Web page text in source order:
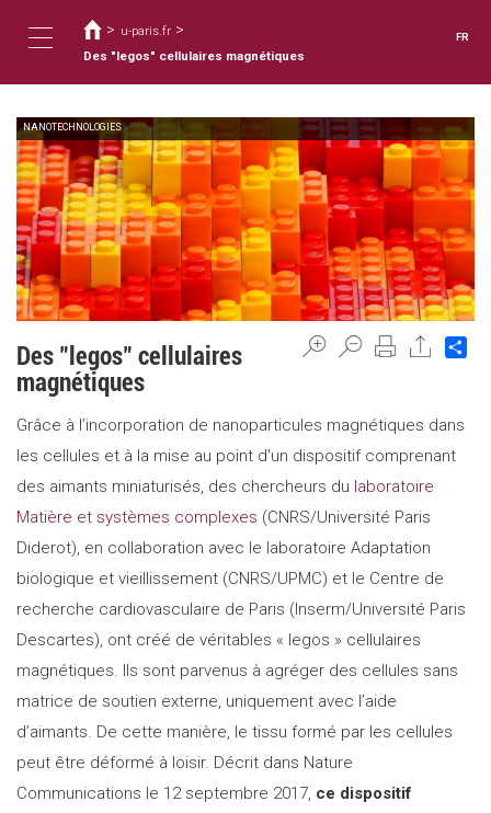
contenu
Toggle
navigation
êtes
ici
> u-paris.fr >
Des "legos" cellulaires magnétiques
FR
NANOTECHNOLOGIES
Des "legos" cellulaires
magnétiques
Grâce à l’incorporation de nanoparticules magnétiques dans
les cellules et à la mise au point d'un dispositif comprenant
des aimants miniaturisés, des chercheurs du laboratoire
Matière et systèmes complexes (CNRS/Université Paris
Diderot), en collaboration avec le laboratoire Adaptation
biologique et vieillissement (CNRS/UPMC) et le Centre de
recherche cardiovasculaire de Paris (Inserm/Université Paris
Descartes), ont créé de véritables « legos » cellulaires
magnétiques. Ils sont parvenus à agréger des cellules sans
matrice de soutien externe, uniquement avec l’aide
d’aimants. De cette manière, le tissu formé par les cellules
peut être déformé à loisir. Décrit dans Nature
Communications le 12 septembre 2017, ce dispositif